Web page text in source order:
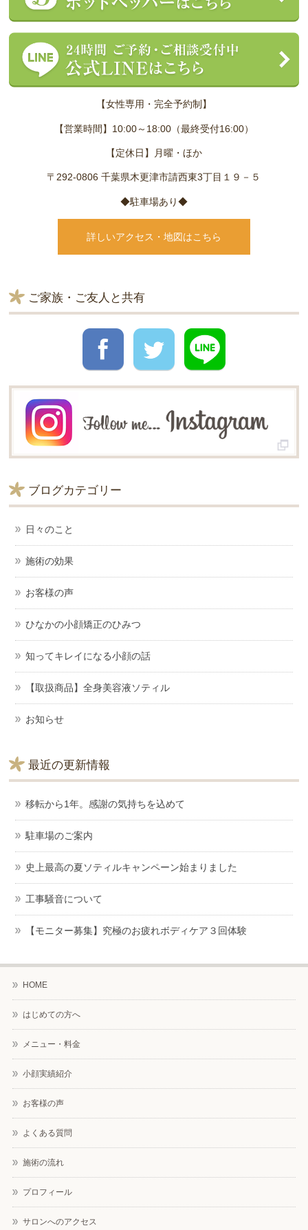
【女性専用・完全予約制】
【営業時間】10:00～18:00（最終受付16:00）
【定休日】月曜・ほか
〒292-0806 千葉県木更津市請西東3丁目１９－５
◆駐車場あり◆
詳しいアクセス・地図はこちら
ご家族・ご友人と共有
ブログカテゴリー
日々のこと
施術の効果
お客様の声
ひなかの小顔矯正のひみつ
知ってキレイになる小顔の話
【取扱商品】全身美容液ソティル
お知らせ
最近の更新情報
移転から1年。感謝の気持ちを込めて
駐車場のご案内
史上最高の夏ソティルキャンペーン始まりました
工事騒音について
【モニター募集】究極のお疲れボディケア３回体験
HOME
はじめての方へ
メニュー・料金
小顔実績紹介
お客様の声
よくある質問
施術の流れ
プロフィール
サロンへのアクセス